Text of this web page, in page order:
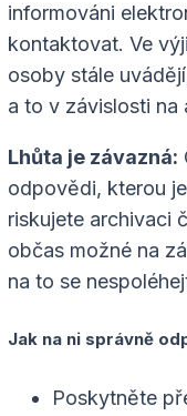
informováni
kontaktovat. Ve
osoby stále
a to v závislosti na
Lhůta je závazná:
odpovědi, kterou
riskujete archivaci
občas možné na
na to se
Jak na ni správně
Poskytněte